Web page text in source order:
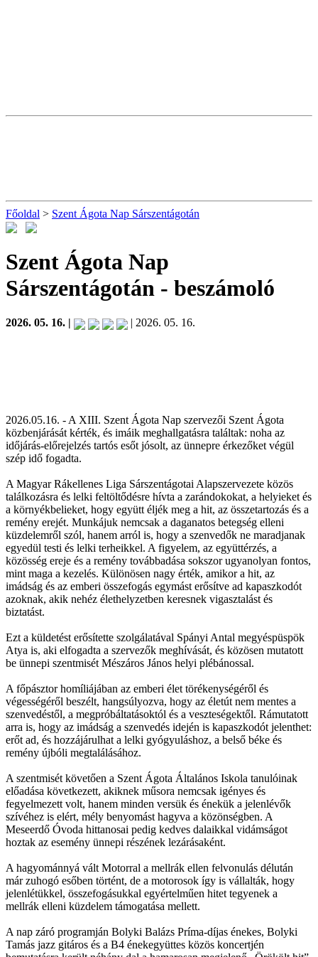
Főoldal > Szent Ágota Nap Sárszentágotán
Szent Ágota Nap
Sárszentágotán - beszámoló
2026. 05. 16. | | 2026. 05. 16.
2026.05.16. - A XIII. Szent Ágota Nap szervezői Szent Ágota
közbenjárását kérték, és imáik meghallgatásra találtak: noha az
időjárás-előrejelzés tartós esőt jósolt, az ünnepre érkezőket végül
szép idő fogadta.
A Magyar Rákellenes Liga Sárszentágotai Alapszervezete közös
találkozásra és lelki feltöltődésre hívta a zarándokokat, a helyieket és
a környékbelieket, hogy együtt éljék meg a hit, az összetartozás és a
remény erejét. Munkájuk nemcsak a daganatos betegség elleni
küzdelemről szól, hanem arról is, hogy a szenvedők ne maradjanak
egyedül testi és lelki terheikkel. A figyelem, az együttérzés, a
közösség ereje és a remény továbbadása sokszor ugyanolyan fontos,
mint maga a kezelés. Különösen nagy érték, amikor a hit, az
imádság és az emberi összefogás egymást erősítve ad kapaszkodót
azoknak, akik nehéz élethelyzetben keresnek vigasztalást és
biztatást.
Ezt a küldetést erősítette szolgálatával Spányi Antal megyéspüspök
Atya is, aki elfogadta a szervezők meghívását, és közösen mutatott
be ünnepi szentmisét Mészáros János helyi plébánossal.
A főpásztor homíliájában az emberi élet törékenységéről és
végességéről beszélt, hangsúlyozva, hogy az életút nem mentes a
szenvedéstől, a megpróbáltatásoktól és a veszteségektől. Rámutatott
arra is, hogy az imádság a szenvedés idején is kapaszkodót jelenthet:
erőt ad, és hozzájárulhat a lelki gyógyuláshoz, a belső béke és
remény újbóli megtalálásához.
A szentmisét követően a Szent Ágota Általános Iskola tanulóinak
előadása következett, akiknek műsora nemcsak igényes és
fegyelmezett volt, hanem minden versük és énekük a jelenlévők
szívéhez is elért, mély benyomást hagyva a közönségben. A
Meseerdő Óvoda hittanosai pedig kedves dalaikkal vidámságot
hoztak az esemény ünnepi részének lezárásaként.
A hagyománnyá vált Motorral a mellrák ellen felvonulás délután
már zuhogó esőben történt, de a motorosok így is vállalták, hogy
jelenlétükkel, összefogásukkal egyértelműen hitet tegyenek a
mellrák elleni küzdelem támogatása mellett.
A nap záró programján Bolyki Balázs Príma-díjas énekes, Bolyki
Tamás jazz gitáros és a B4 énekegyüttes közös koncertjén